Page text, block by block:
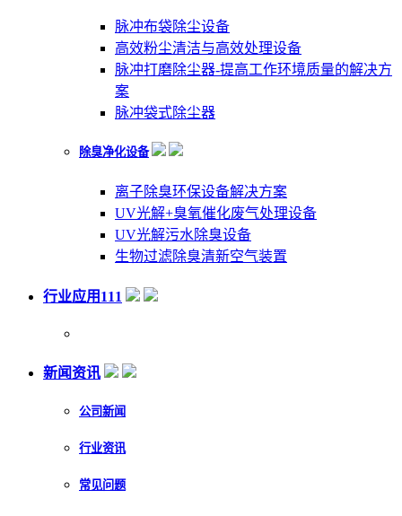
脉冲布袋除尘设备
高效粉尘清洁与高效处理设备
脉冲打磨除尘器-提高工作环境质量的解决方
案
脉冲袋式除尘器
除臭净化设备
离子除臭环保设备解决方案
UV光解+臭氧催化废气处理设备
UV光解污水除臭设备
生物过滤除臭清新空气装置
行业应用111
新闻资讯
公司新闻
行业资讯
常见问题